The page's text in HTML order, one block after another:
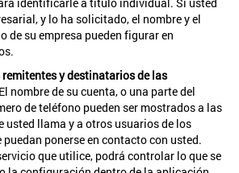
y lo ha solicitado, el nombre y el
de su empresa pueden figurar en
y destinatarios de las
El nombre de su cuenta, o una parte del
de teléfono pueden ser mostrados a las
usted llama y a otros usuarios de los
ponerse en contacto con usted.
que utilice, podrá controlar lo que se